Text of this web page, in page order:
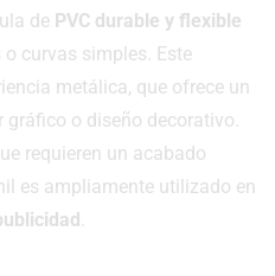
de PVC durable y flexible
curvas simples. Este
metálica, que ofrece un
o diseño decorativo.
requieren un acabado
es ampliamente utilizado en